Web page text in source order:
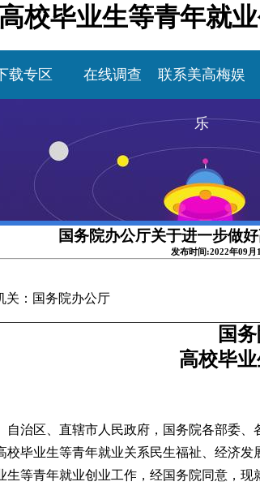
校毕业生等青年就
载专区 在线调查 联系美高梅娱
乐
国务院办公厅关于进一步做
发布时间:2022年09
关：国务院办公厅
国
高校毕
自治区、直辖市人民政府，国务院各部委、
校毕业生等青年就业关系民生福祉、经济
生等青年就业创业工作，经国务院同意，现